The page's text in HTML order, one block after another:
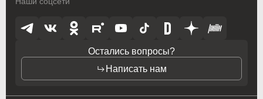
Остались вопросы?
Написать нам